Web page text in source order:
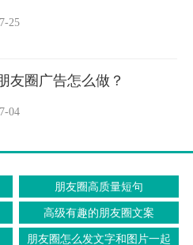
25
友圈广告怎么做？
04
朋友圈高质量短句
高级有趣的朋友圈文案
朋友圈怎么发文字和图片一起